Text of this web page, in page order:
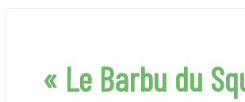
« Le Barbu du